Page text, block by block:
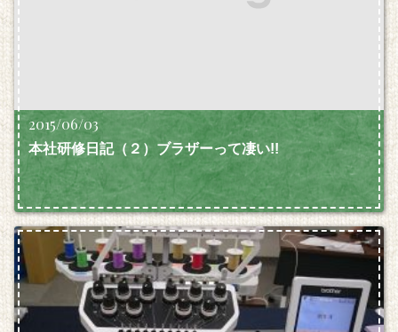
2015/06/03
本社研修日記（２）ブラザーって凄い!!